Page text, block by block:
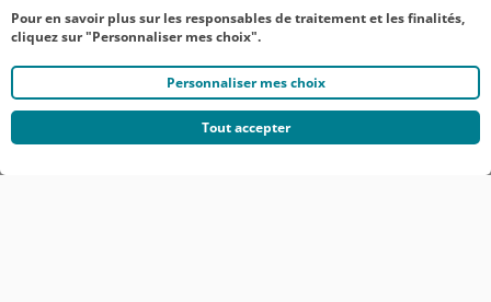
Pour en savoir plus sur les responsables de traitement et les finalités,
cliquez sur "Personnaliser mes choix".
Personnaliser mes choix
Tout accepter